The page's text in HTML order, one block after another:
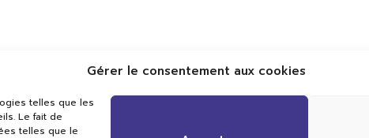
Gérer le consentement aux cookies
telles que les
Le fait de
telles que le
Val TV